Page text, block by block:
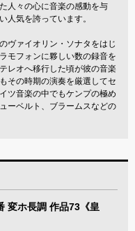
人々の心に音楽の感動を与
人気を誇っています。
ヴァイオリン・ソナタをはじ
モフォンに夥しい数の録音を
レオへ移行した頃が彼の音楽
その時期の演奏を厳選してセ
ツ音楽の中でもケンプの極め
ーベルト、ブラームスなどの
変ホ長調 作品73《皇